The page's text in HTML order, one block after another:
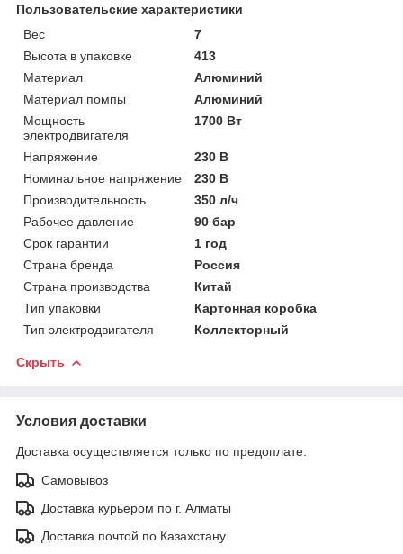
Пользовательские характеристики
Вес
7
Высота в упаковке
413
Материал
Алюминий
Материал помпы
Алюминий
Мощность
электродвигателя
1700 Вт
Напряжение
230 В
Номинальное напряжение
230 В
Производительность
350 л/ч
Рабочее давление
90 бар
Срок гарантии
1 год
Страна бренда
Россия
Страна производства
Китай
Тип упаковки
Картонная коробка
Тип электродвигателя
Коллекторный
Скрыть
Условия доставки
Доставка осуществляется только по предоплате.
Самовывоз
Доставка курьером по г. Алматы
Доставка почтой по Казахстану